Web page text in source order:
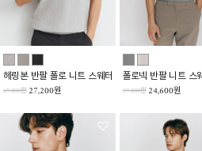
헤링본 반팔 폴로 니트 스웨터
69,800원 27,200원
폴로넥 반팔 니트 스
59,800원 24,600원